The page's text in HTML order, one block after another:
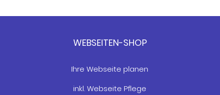
WEBSEITEN-SHOP
Ihre Webseite planen
inkl. Webseite Pflege